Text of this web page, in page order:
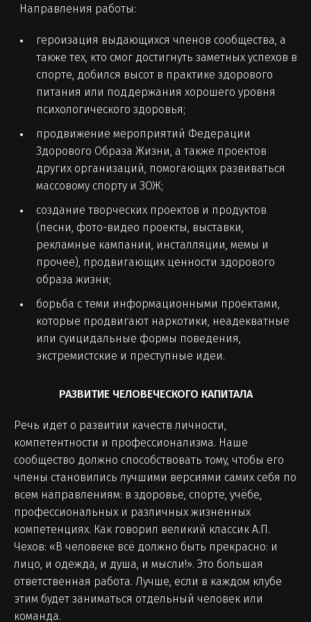
Направления работы:
героизация выдающихся членов сообщества, а
также тех, кто смог достигнуть заметных успехов в
спорте, добился высот в практике здорового
питания или поддержания хорошего уровня
психологического здоровья;
продвижение мероприятий Федерации
Здорового Образа Жизни, а также проектов
других организаций, помогающих развиваться
массовому спорту и ЗОЖ;
создание творческих проектов и продуктов
(песни, фото-видео проекты, выставки,
рекламные кампании, инсталляции, мемы и
прочее), продвигающих ценности здорового
образа жизни;
борьба с теми информационными проектами,
которые продвигают наркотики, неадекватные
или суицидальные формы поведения,
экстремистские и преступные идеи.
РАЗВИТИЕ ЧЕЛОВЕЧЕСКОГО КАПИТАЛА
Речь идет о развитии качеств личности,
компетентности и профессионализма. Наше
сообщество должно способствовать тому, чтобы его
члены становились лучшими версиями самих себя по
всем направлениям: в здоровье, спорте, учёбе,
профессиональных и различных жизненных
компетенциях. Как говорил великий классик А.П.
Чехов: «В человеке всё должно быть прекрасно: и
лицо, и одежда, и душа, и мысли!». Это большая
ответственная работа. Лучше, если в каждом клубе
этим будет заниматься отдельный человек или
команда.